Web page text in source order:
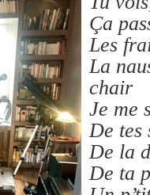
Ça
Les
La
chair
Je me
De tes
De la
De ta